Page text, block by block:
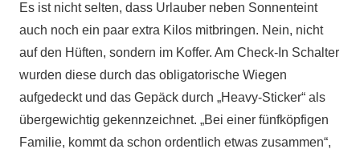
Es ist nicht selten, dass Urlauber neben Sonnenteint
auch noch ein paar extra Kilos mitbringen. Nein, nicht
auf den Hüften, sondern im Koffer. Am Check-In Schalter
wurden diese durch das obligatorische Wiegen
aufgedeckt und das Gepäck durch „Heavy-Sticker“ als
übergewichtig gekennzeichnet. „Bei einer fünfköpfigen
Familie, kommt da schon ordentlich etwas zusammen“,